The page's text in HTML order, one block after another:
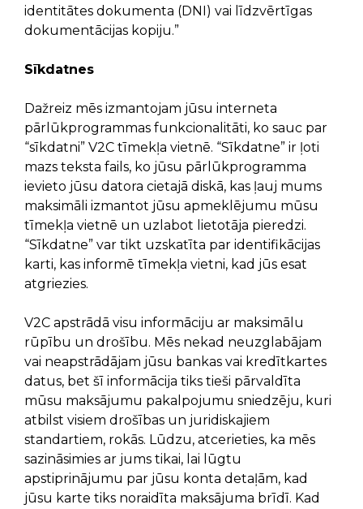
identitātes dokumenta (DNI) vai līdzvērtīgas
dokumentācijas kopiju.”
Sīkdatnes
Dažreiz mēs izmantojam jūsu interneta
pārlūkprogrammas funkcionalitāti, ko sauc par
“sīkdatni” V2C tīmekļa vietnē. “Sīkdatne” ir ļoti
mazs teksta fails, ko jūsu pārlūkprogramma
ievieto jūsu datora cietajā diskā, kas ļauj mums
maksimāli izmantot jūsu apmeklējumu mūsu
tīmekļa vietnē un uzlabot lietotāja pieredzi.
“Sīkdatne” var tikt uzskatīta par identifikācijas
karti, kas informē tīmekļa vietni, kad jūs esat
atgriezies.
V2C apstrādā visu informāciju ar maksimālu
rūpību un drošību. Mēs nekad neuzglabājam
vai neapstrādājam jūsu bankas vai kredītkartes
datus, bet šī informācija tiks tieši pārvaldīta
mūsu maksājumu pakalpojumu sniedzēju, kuri
atbilst visiem drošības un juridiskajiem
standartiem, rokās. Lūdzu, atcerieties, ka mēs
sazināsimies ar jums tikai, lai lūgtu
apstiprinājumu par jūsu konta detaļām, kad
jūsu karte tiks noraidīta maksājuma brīdī. Kad